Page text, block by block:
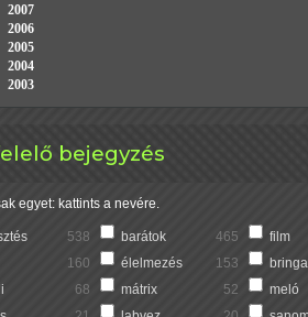
bejegyzés
egyet: kattints a nevére.
538 barátok 465 film
160 élelmezés 153 bringa
68 mátrix 52 meló
2007
2006
2005
2004
2003